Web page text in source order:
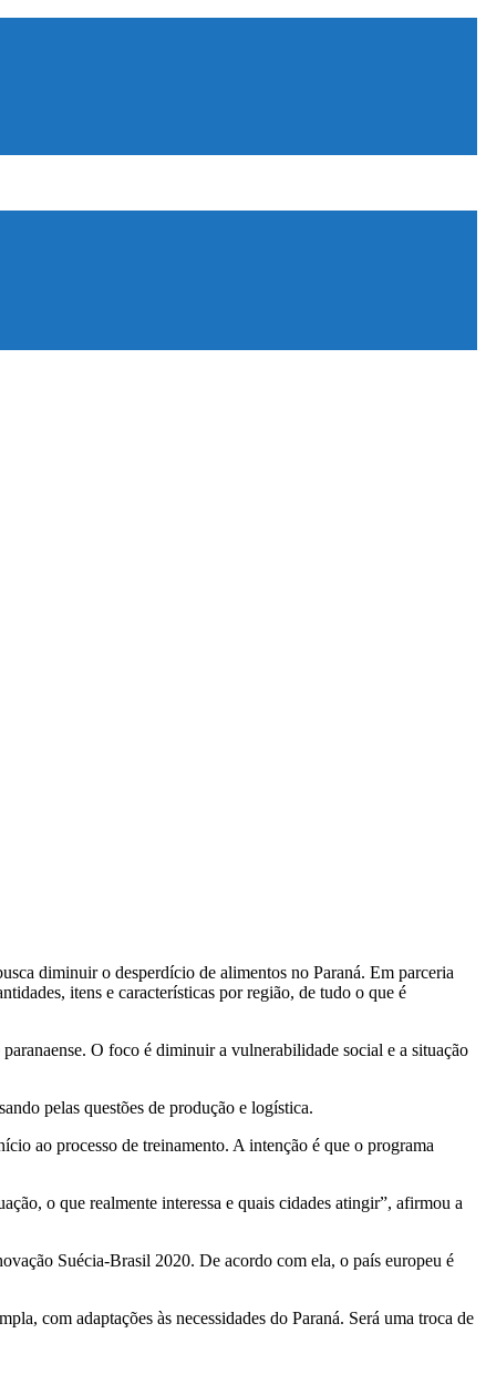
diminuir o desperdício de alimentos no Paraná. Em parceria
itens e características por região, de tudo o que é
O foco é diminuir a vulnerabilidade social e a situação
pelas questões de produção e logística.
ao processo de treinamento. A intenção é que o programa
o que realmente interessa e quais cidades atingir”, afirmou a
Suécia-Brasil 2020. De acordo com ela, o país europeu é
com adaptações às necessidades do Paraná. Será uma troca de